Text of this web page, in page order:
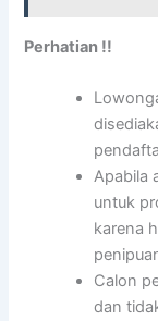
Perhatian !!
Apabila
untuk
karena
Calon
dan